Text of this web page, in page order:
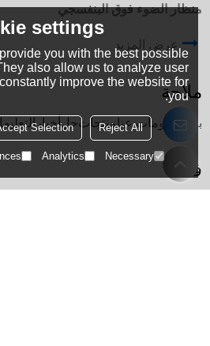
منظار الضوء فوق البنفسجي
عرض المزيد
ملاحة
بيتمعلومات عنامنتجاتحلأخبار
فئات
settings
you with the best possible
also allow us to analyze user
improve the website for
you.
Reject All
Selection
Necessary
Analytics